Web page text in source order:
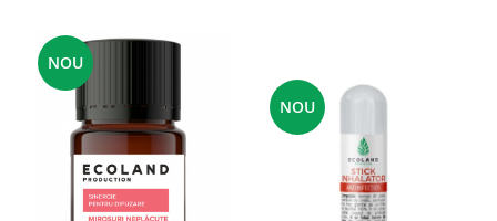
NOU
NOU